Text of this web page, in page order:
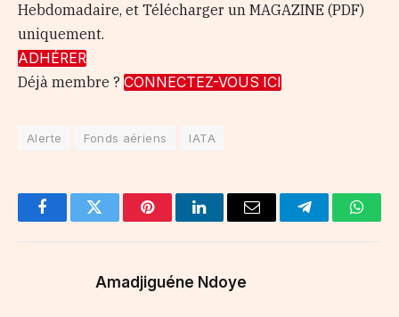
Hebdomadaire, et Télécharger un MAGAZINE (PDF)
uniquement.
ADHÉRER
Déjà membre ? CONNECTEZ-VOUS ICI
Alerte Fonds aériens IATA
FacebookTwitter PinterestLinkedInEmail Telegram
Amadjiguéne Ndoye